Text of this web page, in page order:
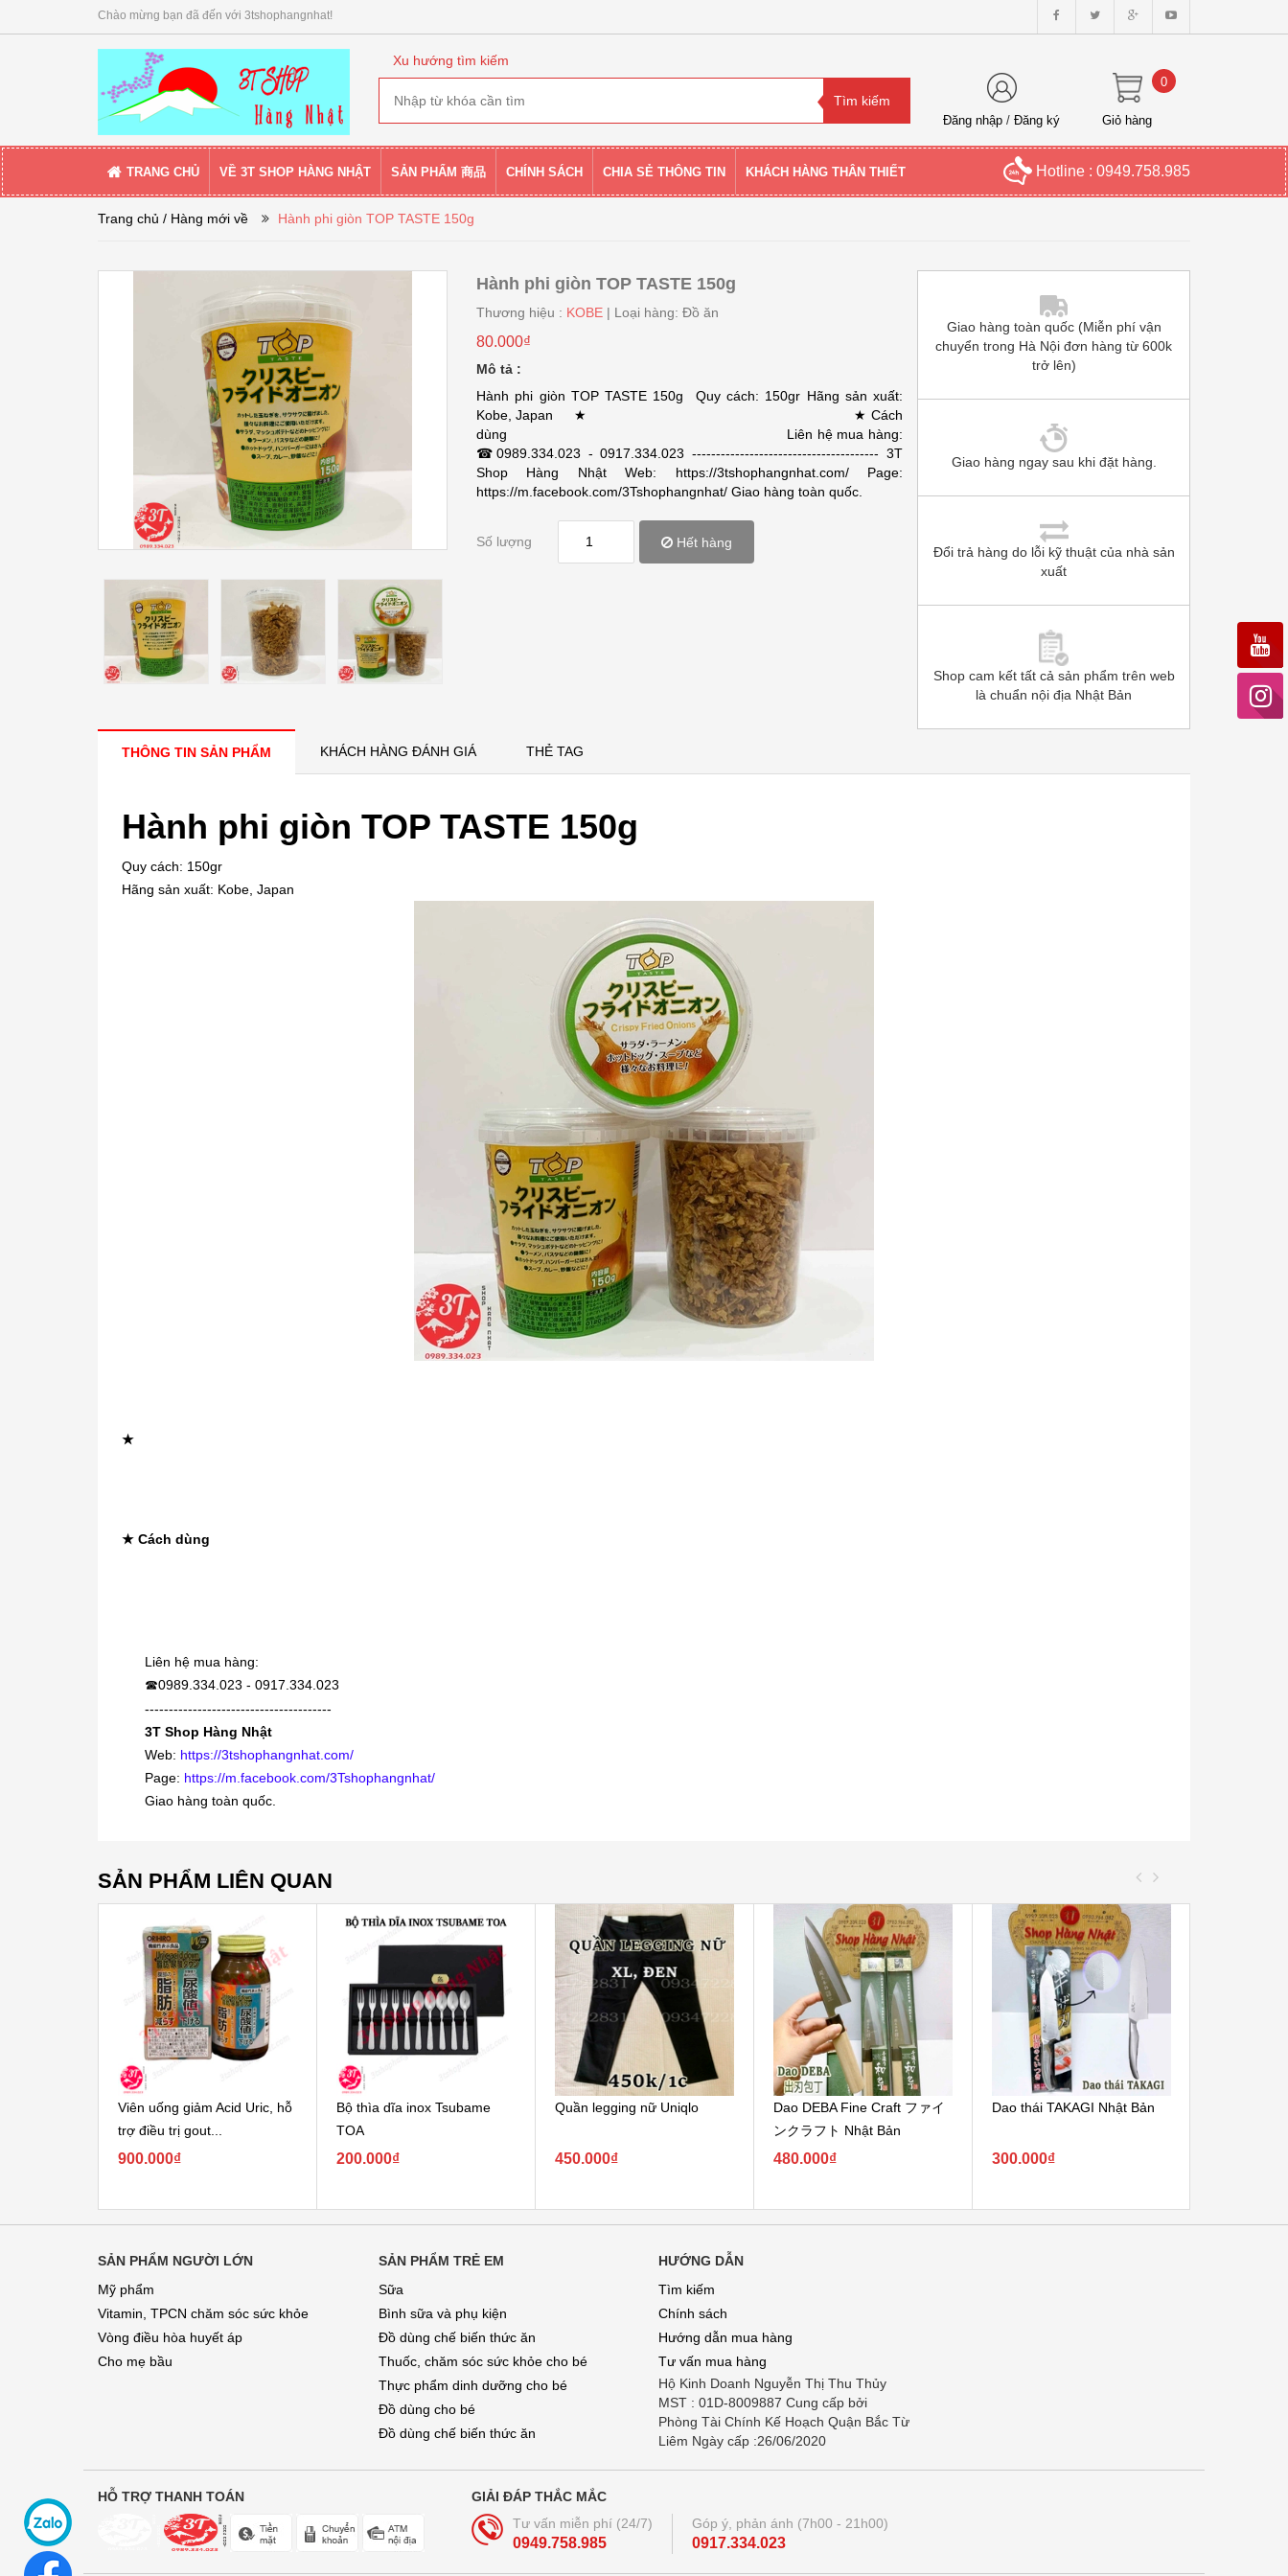
Chào mừng bạn đã đến với 3tshophangnhat!
Xu hướng tìm kiếm
Đăng nhập /Đăng ký Giỏ hàng
0
TRANG CHỦ VỀ 3T SHOP HÀNG NHẬT SẢN PHẨM 商品 CHÍNH SÁCH CHIA SẺ THÔNG TIN KHÁCH HÀNG THÂN THIẾT Hotline : 0949.758.985
Trang chủ / Hàng mới về Hành phi giòn TOP TASTE 150g
Hành phi giòn TOP TASTE 150g
Thương hiệu : KOBE | Loại hàng: Đồ ăn
80.000₫
Mô tả :
Hành phi giòn TOP TASTE 150g Quy cách: 150gr Hãng sản xuất:
Kobe, Japan ★ ★ Cách
dùng Liên hệ mua hàng:
☎0989.334.023 - 0917.334.023 --------------------------------------- 3T
Shop Hàng Nhật Web: https://3tshophangnhat.com/ Page:
https://m.facebook.com/3Tshophangnhat/ Giao hàng toàn quốc.
Số lượng Hết hàng
Giao hàng toàn quốc (Miễn phí vận
chuyển trong Hà Nội đơn hàng từ 600k
trở lên)
Giao hàng ngay sau khi đặt hàng.
Đổi trả hàng do lỗi kỹ thuật của nhà sản
xuất
Shop cam kết tất cả sản phẩm trên web
là chuẩn nội địa Nhật Bản
THÔNG TIN SẢN PHẨM KHÁCH HÀNG ĐÁNH GIÁ THẺ TAG
Hành phi giòn TOP TASTE 150g
Quy cách: 150gr
Hãng sản xuất: Kobe, Japan
★
★ Cách dùng
Liên hệ mua hàng:
☎0989.334.023 - 0917.334.023
---------------------------------------
3T Shop Hàng Nhật
Web: https://3tshophangnhat.com/
Page: https://m.facebook.com/3Tshophangnhat/
Giao hàng toàn quốc.
SẢN PHẨM LIÊN QUAN
Viên uống giảm Acid Uric, hỗ
trợ điều trị gout...
900.000₫
Bộ thìa dĩa inox Tsubame
TOA
200.000₫
Quần legging nữ Uniqlo
450.000₫
Dao DEBA Fine Craft ファイ
ンクラフト Nhật Bản
480.000₫
Dao thái TAKAGI Nhật Bản
300.000₫
SẢN PHẨM NGƯỜI LỚN
Mỹ phẩm
Vitamin, TPCN chăm sóc sức khỏe
Vòng điều hòa huyết áp
Cho mẹ bầu
SẢN PHẨM TRẺ EM
Sữa
Bình sữa và phụ kiện
Đồ dùng chế biến thức ăn
Thuốc, chăm sóc sức khỏe cho bé
Thực phẩm dinh dưỡng cho bé
Đồ dùng cho bé
Đồ dùng chế biến thức ăn
HƯỚNG DẪN
Tìm kiếm
Chính sách
Hướng dẫn mua hàng
Tư vấn mua hàng
Hộ Kinh Doanh Nguyễn Thị Thu Thủy
MST : 01D-8009887 Cung cấp bởi
Phòng Tài Chính Kế Hoạch Quận Bắc Từ
Liêm Ngày cấp :26/06/2020
HỖ TRỢ THANH TOÁN
GIẢI ĐÁP THẮC MẮC
Tư vấn miễn phí (24/7)
0949.758.985
Góp ý, phản ánh (7h00 - 21h00)
0917.334.023